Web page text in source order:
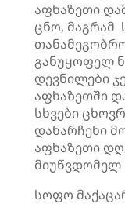
აფხაზეთი
ცნო, მაგრამ
განუყოფელ
დევნილები
აფხაზეთში
სხვები
დანარჩენი
აფხაზეთი
მიუწვდომელ
სოფო